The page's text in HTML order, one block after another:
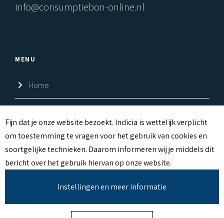
C
O
O
K
E
Fijn dat je onze website bezoekt. Indicia is wettelijk verplicht
om toestemming te vragen voor het gebruik van cookies en
soortgelijke technieken. Daarom informeren wij je middels dit
bericht over het gebruik hiervan op onze website.
Instellingen en meer informatie
info@consumptiebon-online.nl
MENU
Home
Over ons
Contact